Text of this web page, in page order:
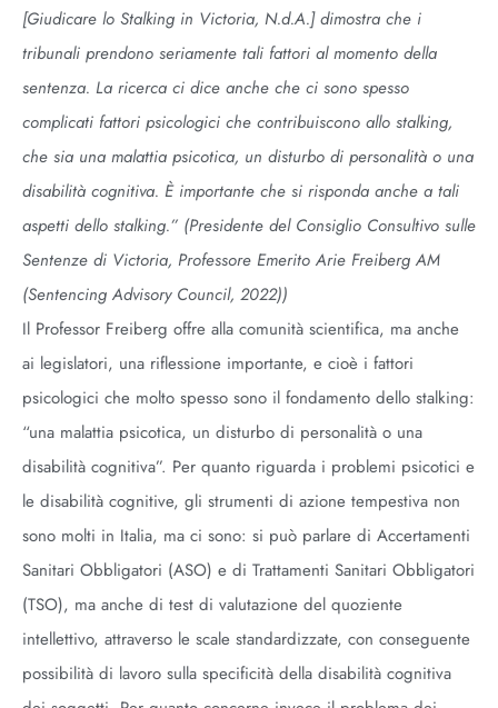
[Giudicare lo Stalking in Victoria, N.d.A.] dimostra che i
tribunali prendono seriamente tali fattori al momento della
sentenza. La ricerca ci dice anche che ci sono spesso
complicati fattori psicologici che contribuiscono allo stalking,
che sia una malattia psicotica, un disturbo di personalità o una
disabilità cognitiva. È importante che si risponda anche a tali
aspetti dello stalking.” (Presidente del Consiglio Consultivo sulle
Sentenze di Victoria, Professore Emerito Arie Freiberg AM
(Sentencing Advisory Council, 2022))
Il Professor Freiberg offre alla comunità scientifica, ma anche
ai legislatori, una riflessione importante, e cioè i fattori
psicologici che molto spesso sono il fondamento dello stalking:
“una malattia psicotica, un disturbo di personalità o una
disabilità cognitiva”. Per quanto riguarda i problemi psicotici e
le disabilità cognitive, gli strumenti di azione tempestiva non
sono molti in Italia, ma ci sono: si può parlare di Accertamenti
Sanitari Obbligatori (ASO) e di Trattamenti Sanitari Obbligatori
(TSO), ma anche di test di valutazione del quoziente
intellettivo, attraverso le scale standardizzate, con conseguente
possibilità di lavoro sulla specificità della disabilità cognitiva